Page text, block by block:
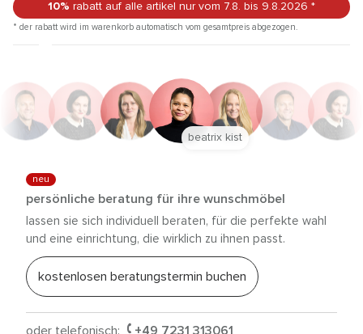
10% rabatt auf alle artikel nur vom 7.8. bis 9.8.2026 *
* der rabatt wird im warenkorb automatisch vom gesamtpreis abgezogen.
neu
persönliche beratung für ihre wunschmöbel
lassen sie sich individuell beraten, für die perfekte wahl
und eine einrichtung, die wirklich zu ihnen passt.
kostenlosen beratungstermin buchen
oder telefonisch: +49 7231 313061
beatrix kist